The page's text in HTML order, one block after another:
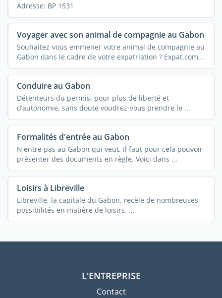
Adresse: BP 1531
Voyager avec son animal de compagnie au Gabon
Souhaitez-vous emmener votre animal de compagnie au
Gabon dans le cadre de votre expatriation ? Expat.com
...
Conduire au Gabon
Détenteurs du permis, pour plus de liberté et
d’autonomie, sans doute voudrez-vous prendre le ...
Formalités d'entrée au Gabon
N'entre pas au Gabon qui veut, il faut pour cela pouvoir
présenter des documents en règle. Voici dans ...
Loisirs à Libreville
Libreville, la capitale du Gabon, recèle de nombreuses
possibilités en matière de loisirs. ...
L'ENTREPRISE
Contact